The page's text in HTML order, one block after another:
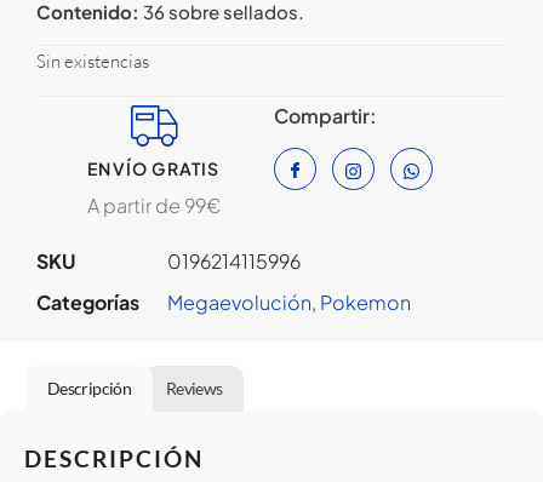
de un
Contenido: 36 sobre sellados.
Sin existencias
ENVÍO GRATIS
A partir de 99€
Compartir:
SKU
0196214115996
Categorías
Megaevolución, Pokemon
Descripción Reviews
DESCRIPCIÓN